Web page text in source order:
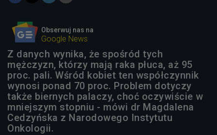
Obserwuj nas na
Google News
Z danych wynika, że spośród tych
mężczyzn, którzy mają raka płuca, aż 95
proc. pali. Wśród kobiet ten współczynnik
wynosi ponad 70 proc. Problem dotyczy
także biernych palaczy, choć oczywiście w
mniejszym stopniu - mówi dr Magdalena
Cedzyńska z Narodowego Instytutu
Onkologii.